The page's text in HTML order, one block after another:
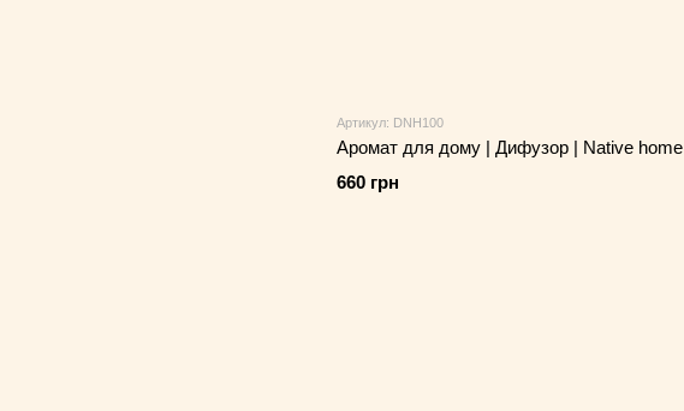
Артикул: DNH100
Аромат для дому | Дифузор | Native home
660 грн